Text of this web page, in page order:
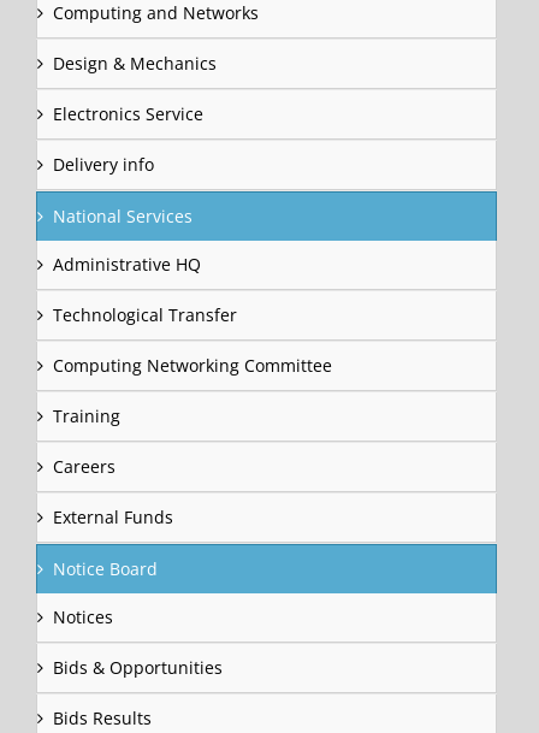
Computing and Networks
Design & Mechanics
Electronics Service
Delivery info
National Services
Administrative HQ
Technological Transfer
Computing Networking Committee
Training
Careers
External Funds
Notice Board
Notices
Bids & Opportunities
Bids Results